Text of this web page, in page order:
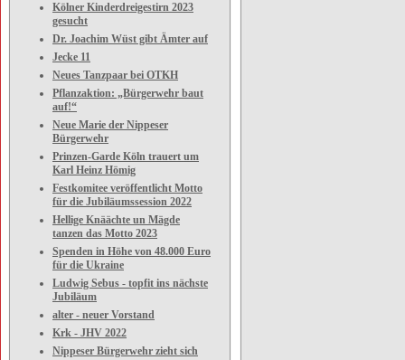
Kölner Kinderdreigestirn 2023
gesucht
Dr. Joachim Wüst gibt Ämter auf
Jecke 11
Neues Tanzpaar bei OTKH
Pflanzaktion: „Bürgerwehr baut
auf!“
Neue Marie der Nippeser
Bürgerwehr
Prinzen-Garde Köln trauert um
Karl Heinz Hömig
Festkomitee veröffentlicht Motto
für die Jubiläumssession 2022
Hellige Knäächte un Mägde
tanzen das Motto 2023
Spenden in Höhe von 48.000 Euro
für die Ukraine
Ludwig Sebus - topfit ins nächste
Jubiläum
alter - neuer Vorstand
Krk - JHV 2022
Nippeser Bürgerwehr zieht sich